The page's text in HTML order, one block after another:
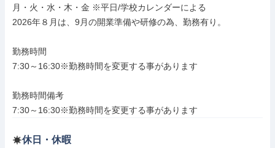
月・火・水・木・金 ※平日/学校カレンダーによる
2026年８月は、9月の開業準備や研修の為、勤務有り。
勤務時間
7:30～16:30※勤務時間を変更する事があります
勤務時間備考
7:30～16:30※勤務時間を変更する事があります
休日・休暇